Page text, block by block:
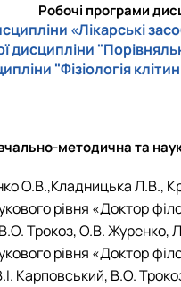
Робочі програми
«Лікарські
дисципліни
"Фізіологія
методична та
О.В.,Кладницька Л.В.,
рівня «Доктор
Трокоз, О.В.
рівня «Доктор
Карповський, В.О.